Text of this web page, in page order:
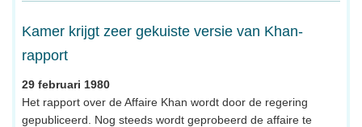
Kamer krijgt zeer gekuiste versie van Khan-
rapport
29 februari 1980
Het rapport over de Affaire Khan wordt door de regering
gepubliceerd. Nog steeds wordt geprobeerd de affaire te